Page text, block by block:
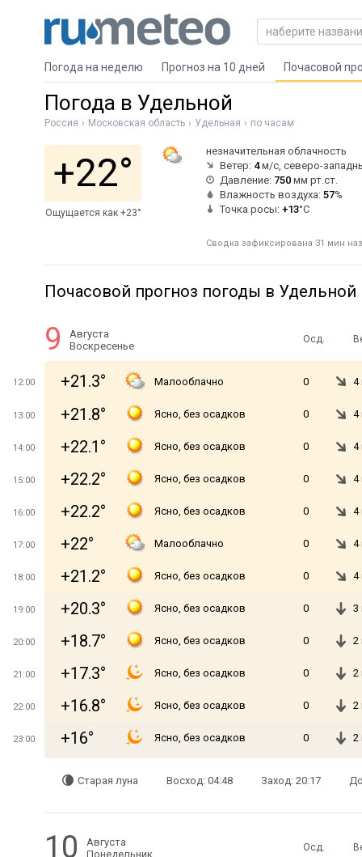
Погода на неделю Прогноз на 10 дней Почасовой
Погода в Удельной
Россия Московская область Удельная по часам
+22°
Ощущается как +23°
незначительная облачность
Ветер: 4м/с, северо-
Давление: 750 мм рт.ст.
Влажность воздуха: 57%
Точка росы: +13°C
Сводка зафиксирована 31 мин
Почасовой прогноз погоды в Удельной
9
Августа
Воскресенье
Осд.
12:00 +21.3° Малооблачно 0 4
13:00 +21.8° Ясно, без осадков 0 4
14:00 +22.1° Ясно, без осадков 0 4
15:00 +22.2° Ясно, без осадков 0 4
16:00 +22.2° Ясно, без осадков 0 4
17:00 +22° Малооблачно 0 4
18:00 +21.2° Ясно, без осадков 0 4
19:00 +20.3° Ясно, без осадков 0 3
20:00 +18.7° Ясно, без осадков 0 2
21:00 +17.3° Ясно, без осадков 0 2
22:00 +16.8° Ясно, без осадков 0 2
23:00 +16° Ясно, без осадков 0 2
Старая луна Восход: 04:48 Заход: 20:17
10
Августа
Понедельник
Осд.